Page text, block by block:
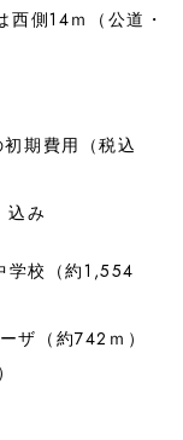
側14ｍ（公道・
期費用（税込
み
学校（約1,554
ザ（約742ｍ）